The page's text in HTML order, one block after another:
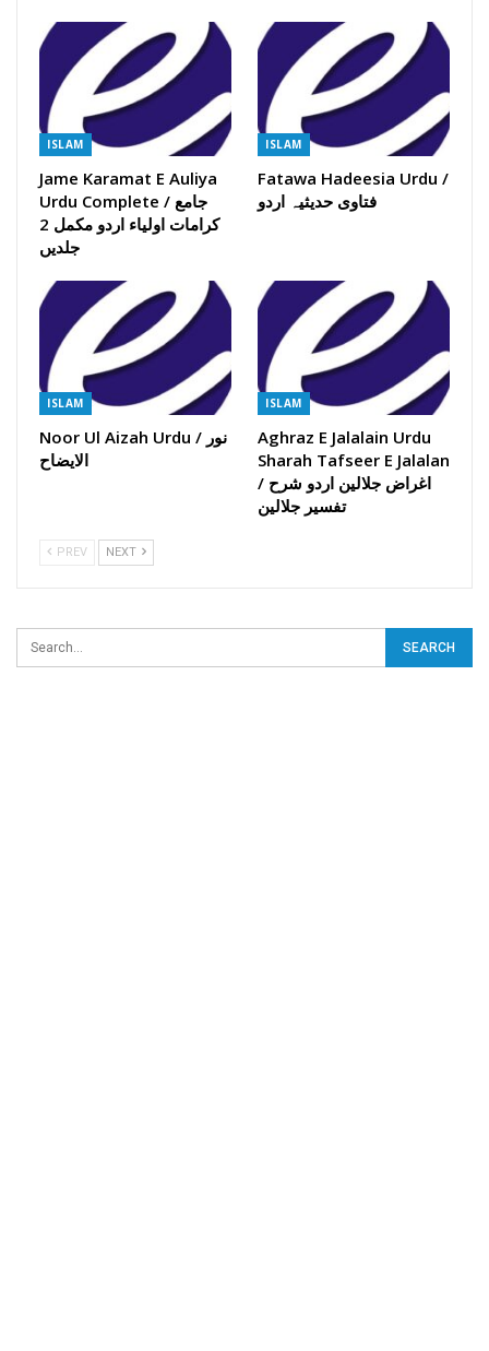
ISLAM
Jame Karamat E Auliya
Urdu Complete / جامع
کرامات اولیاء اردو مکمل 2
جلدیں
ISLAM
Fatawa Hadeesia Urdu /
فتاوی حدیثیہ اردو
ISLAM
Noor Ul Aizah Urdu / نور
الایضاح
ISLAM
Aghraz E Jalalain Urdu
Sharah Tafseer E Jalalan
/ اغراض جلالین اردو شرح
تفسیر جلالین
PREV NEXT